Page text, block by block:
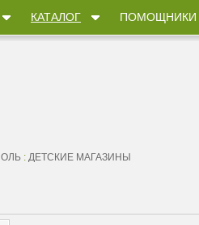
КАТАЛОГ ПОМОЩНИКИ
: ДЕТСКИЕ МАГАЗИНЫ